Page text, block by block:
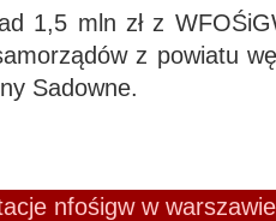
1,5 mln zł z
z powiatu
Sadowne.
nfośigw w warszawie